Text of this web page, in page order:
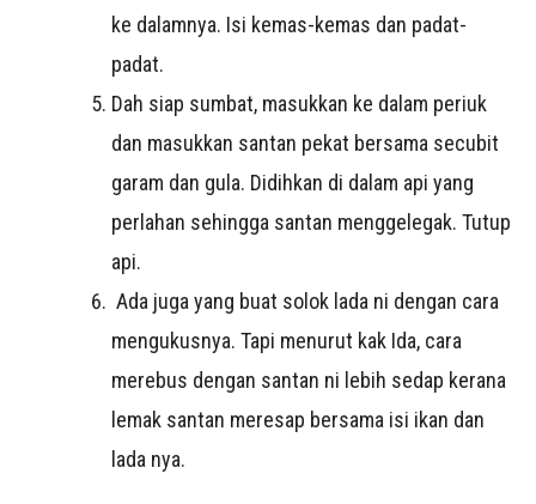
ke dalamnya. Isi kemas-kemas dan padat-
padat.
Dah siap sumbat, masukkan ke dalam periuk
dan masukkan santan pekat bersama secubit
garam dan gula. Didihkan di dalam api yang
perlahan sehingga santan menggelegak. Tutup
api.
Ada juga yang buat solok lada ni dengan cara
mengukusnya. Tapi menurut kak Ida, cara
merebus dengan santan ni lebih sedap kerana
lemak santan meresap bersama isi ikan dan
lada nya.